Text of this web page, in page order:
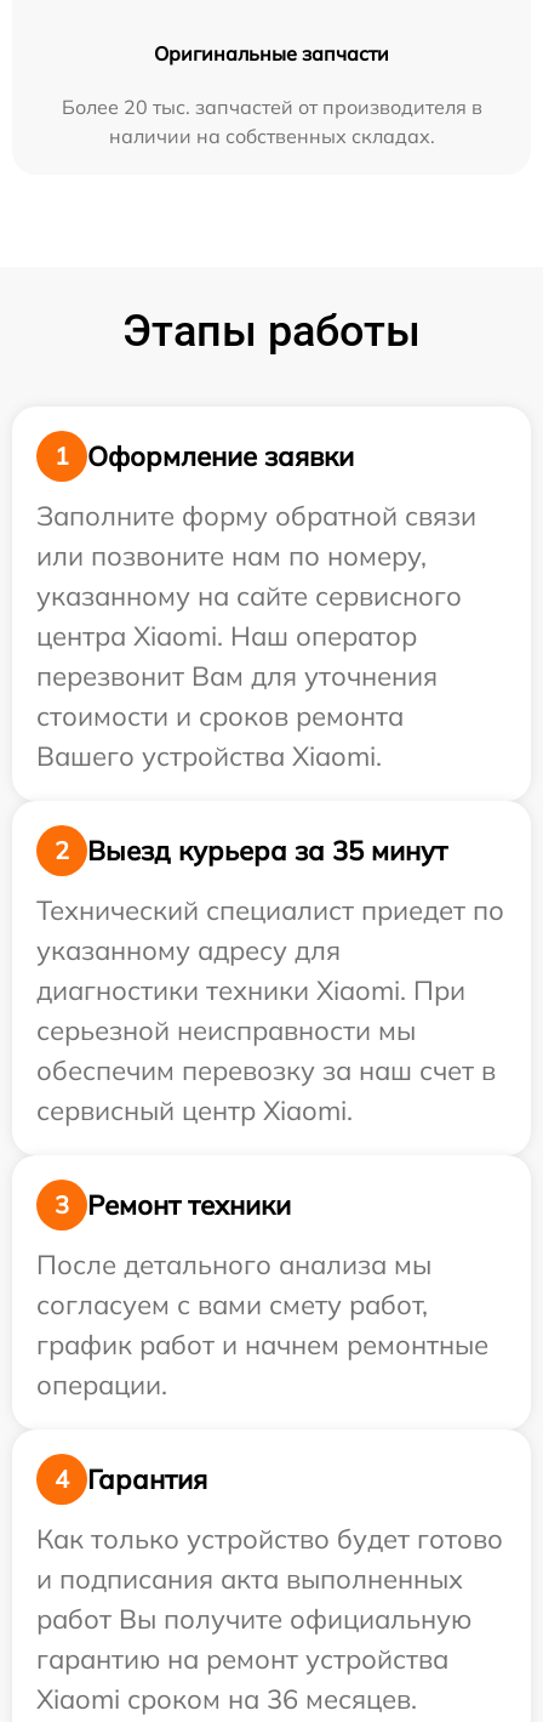
Оригинальные запчасти
Более 20 тыс. запчастей от производителя в
наличии на собственных складах.
Этапы работы
1
Оформление заявки
Заполните форму обратной связи
или позвоните нам по номеру,
указанному на сайте сервисного
центра Xiaomi. Наш оператор
перезвонит Вам для уточнения
стоимости и сроков ремонта
Вашего устройства Xiaomi.
2
Выезд курьера за 35 минут
Технический специалист приедет по
указанному адресу для
диагностики техники Xiaomi. При
серьезной неисправности мы
обеспечим перевозку за наш счет в
сервисный центр Xiaomi.
3
Ремонт техники
После детального анализа мы
согласуем с вами смету работ,
график работ и начнем ремонтные
операции.
4
Гарантия
Как только устройство будет готово
и подписания акта выполненных
работ Вы получите официальную
гарантию на ремонт устройства
Xiaomi сроком на 36 месяцев.